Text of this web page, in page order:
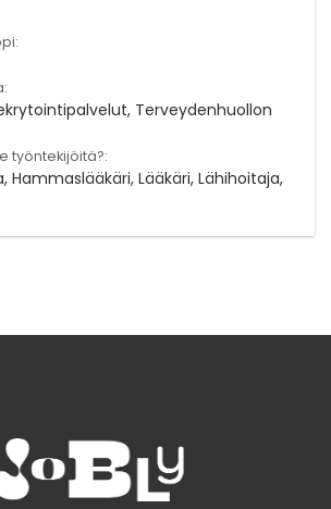
Terveydenhuollon
työntekijöitä?:
Hammaslääkäri, Lääkäri, Lähihoitaja,